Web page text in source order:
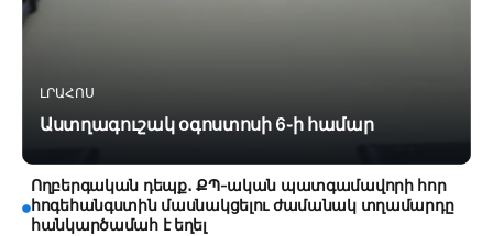
ԼՐԱՀՈՍ
Աստղագուշակ օգոստոսի 6֊ի համար
Ողբերգական դեպք․ ՔՊ-ական պատգամավորի հոր
հոգեհանգստին մասնակցելու ժամանակ տղամարդը
հանկարծամահ է եղել